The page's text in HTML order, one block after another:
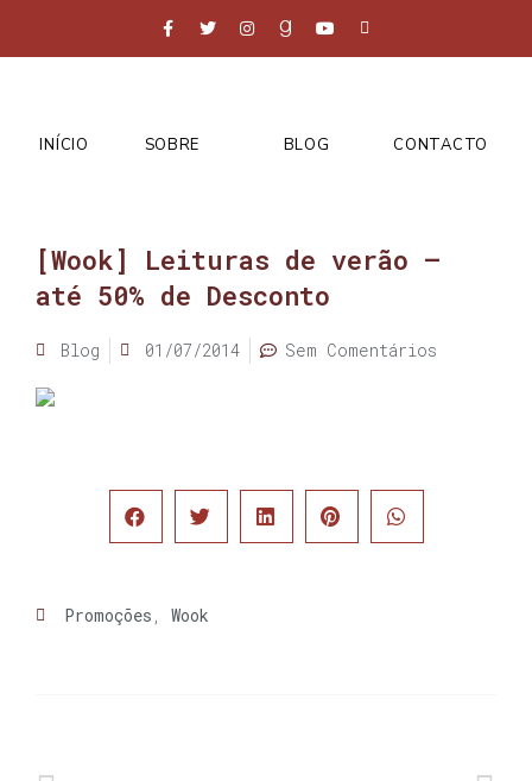
INÍCIO SOBRE BLOG CONTACTO
[Wook] Leituras de verão –
até 50% de Desconto
Blog 01/07/2014 Sem Comentários
Promoções , Wook